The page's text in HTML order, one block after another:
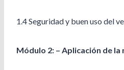
1.4 Seguridad y buen uso del
Módulo 2: – Aplicación de